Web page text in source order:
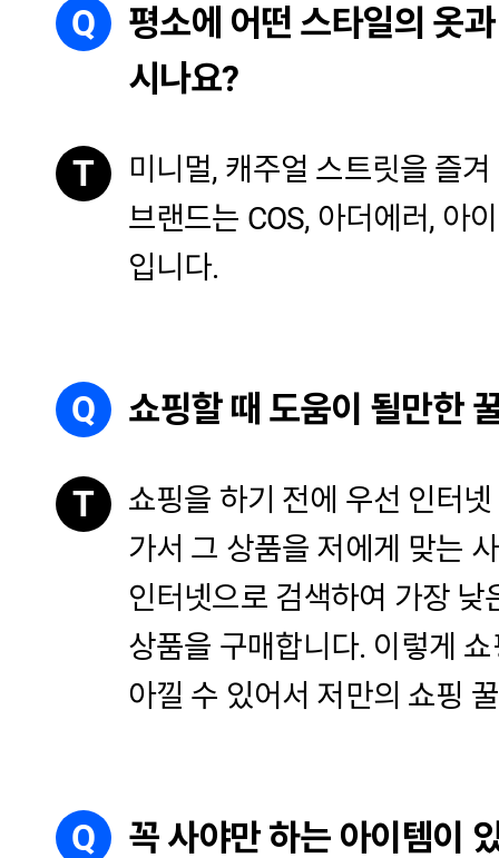
Q
평소에 어떤 스타일의 옷
시나요?
T
미니멀, 캐주얼 스트릿을 즐
브랜드는 COS, 아더에러, 아
입니다.
Q 쇼핑할 때 도움이 될만한
T
쇼핑을 하기 전에 우선 인터
가서 그 상품을 저에게 맞는
인터넷으로 검색하여 가장 낮
상품을 구매합니다. 이렇게
아낄 수 있어서 저만의 쇼핑
Q 꼭 사야만 하는 아이템이